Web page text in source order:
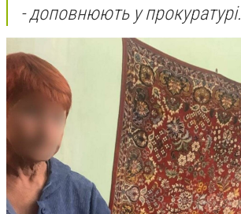
- доповнюють у прокуратурі.